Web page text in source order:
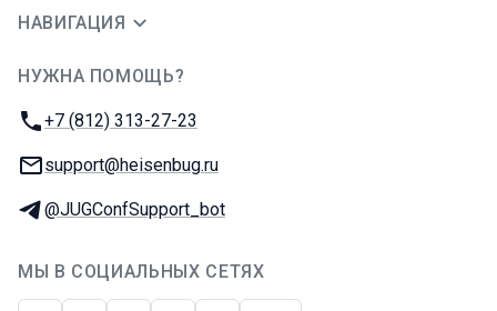
НАВИГАЦИЯ
НУЖНА ПОМОЩЬ?
Телефон:
+7 (812) 313-27-23
E-mail:
support@heisenbug.ru
Телеграм:
@JUGConfSupport_bot
МЫ В СОЦИАЛЬНЫХ СЕТЯХ